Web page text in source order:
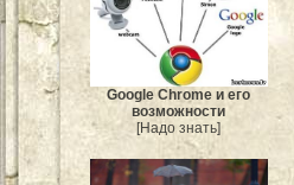
Google Chrome и его
возможности
[Надо знать]